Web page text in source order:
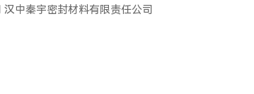
汉中秦宇密封材料有限责任公司